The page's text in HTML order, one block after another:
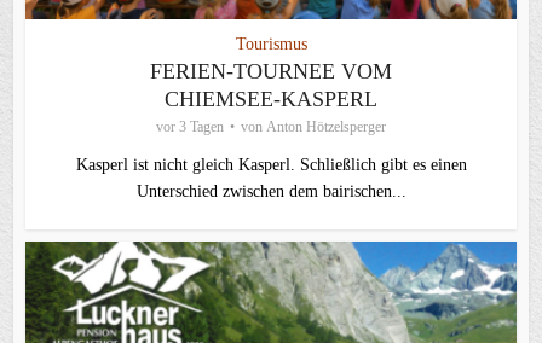
Tourismus
FERIEN-TOURNEE VOM
CHIEMSEE-KASPERL
vor 3 Tagen von Anton Hötzelsperger
Kasperl ist nicht gleich Kasperl. Schließlich gibt es einen
Unterschied zwischen dem bairischen...